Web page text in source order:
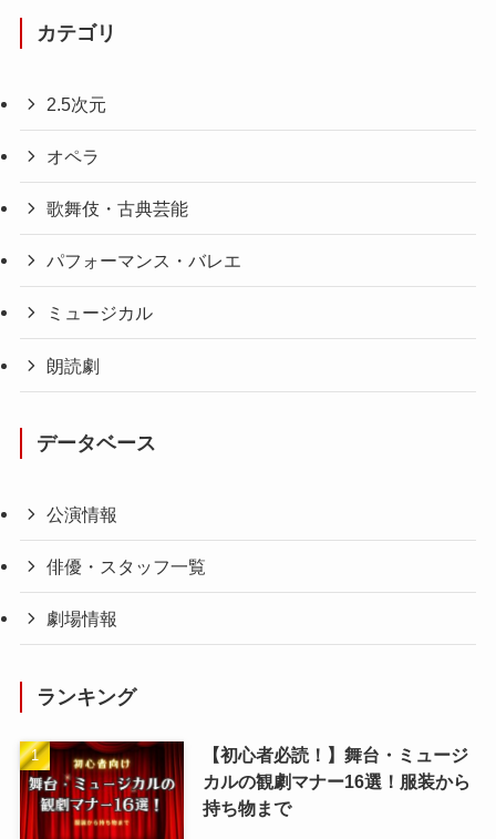
カテゴリ
2.5次元
オペラ
歌舞伎・古典芸能
パフォーマンス・バレエ
ミュージカル
朗読劇
データベース
公演情報
俳優・スタッフ一覧
劇場情報
ランキング
【初心者必読！】舞台・ミュージ
カルの観劇マナー16選！服装から
持ち物まで